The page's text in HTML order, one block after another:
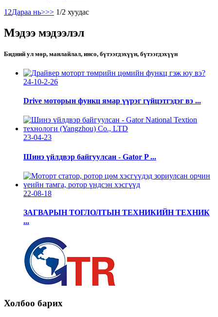
1 2Дараа нь>>> 1/2 хуудас
Мэдээ мэдээлэл
Бидний ул мөр, манлайлал, инсо, бүтээгдэхүүн, бүтээгдэхүүн
24-10-2-26
Drive моторын функц ямар үүрэг гүйцэтгэдэг вэ ...
23-04-23
Шинэ үйлдвэр байгуулсан - Gator P ...
22-08-18
ЗАГВАРЫН ТОГЛОЛТЫН ТЕХНИКИЙН ТЕХНИК
...
Холбоо барих